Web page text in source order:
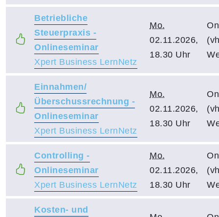
Betriebliche
Steuerpraxis -
Onlineseminar
Xpert Business LernNetz
Mo.
02.11.2026,
18.30 Uhr
Einnahmen/
Überschussrechnung -
Onlineseminar
Xpert Business LernNetz
Mo.
02.11.2026,
18.30 Uhr
Controlling -
Onlineseminar
Xpert Business LernNetz
Mo.
02.11.2026,
18.30 Uhr
Kosten- und